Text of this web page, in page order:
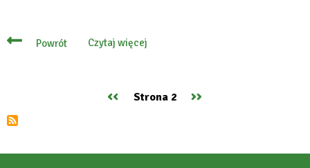
Powrót Czytaj więcej
o
grudnia
trasy
Poprzednia
‹‹ Strona 2
Następna
››